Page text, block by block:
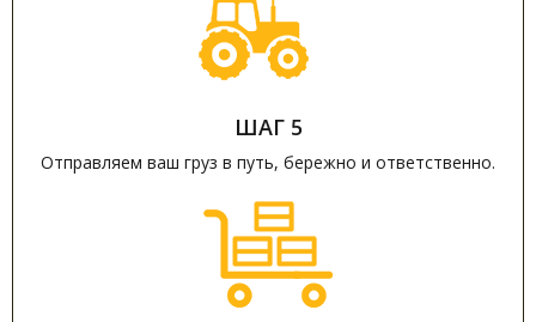
ШАГ 5
Отправляем ваш груз в путь, бережно и ответственно.